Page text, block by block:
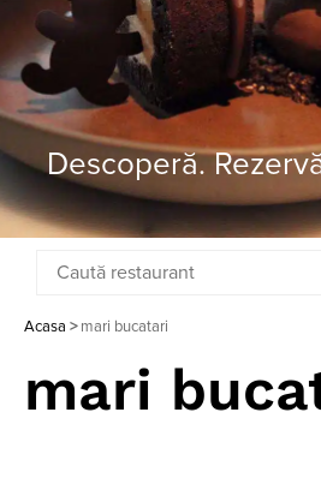
Descoperă.
Acasa > mari bucatari
mari